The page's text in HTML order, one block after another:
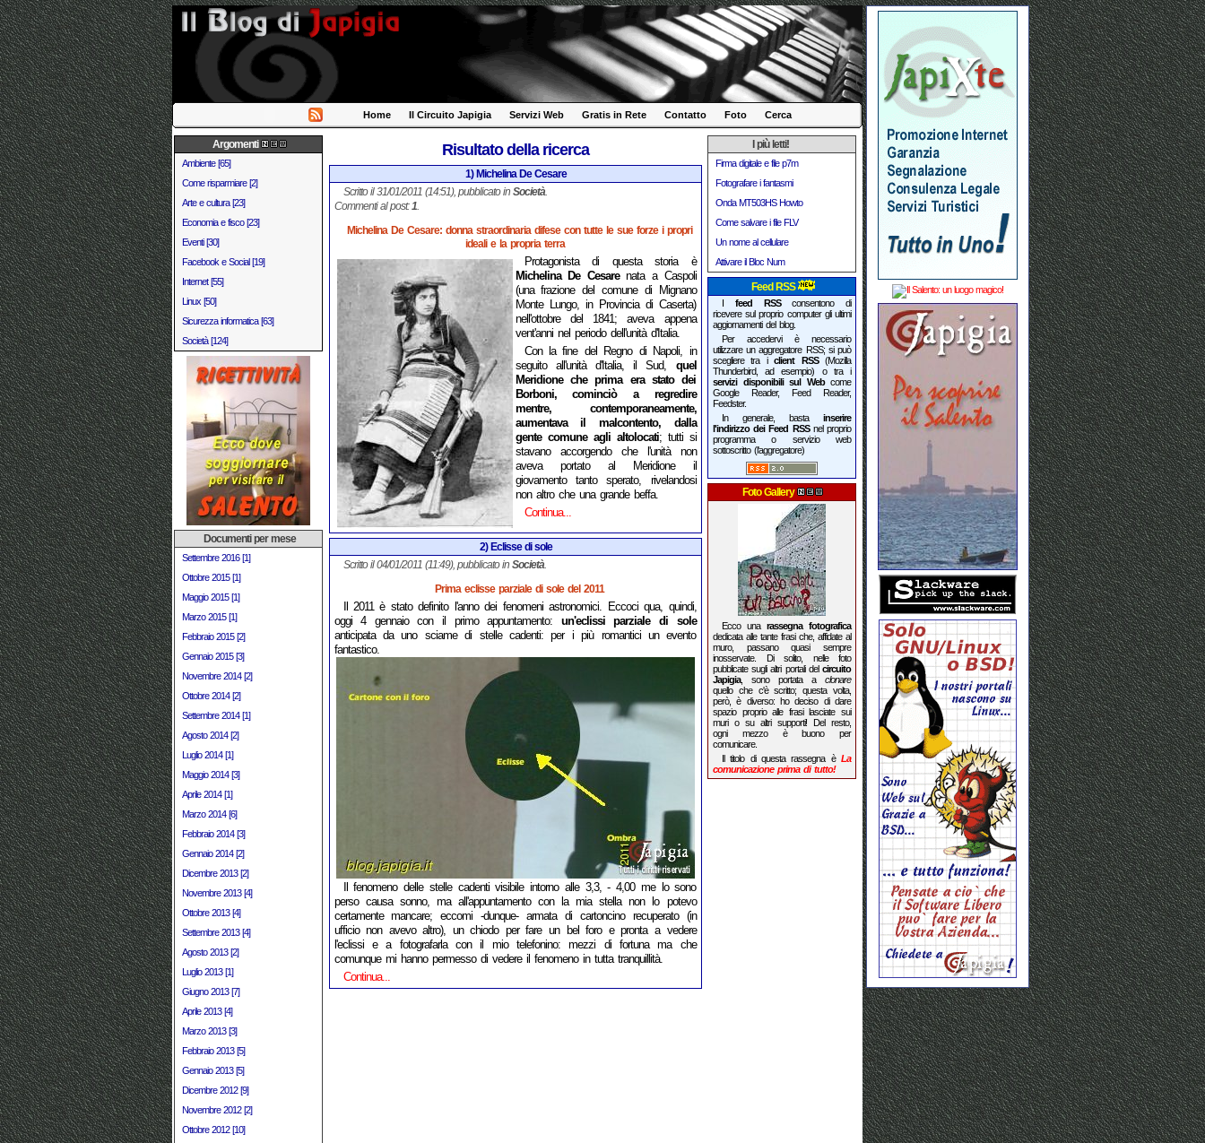
Home Il Circuito Japigia Servizi Web Gratis in Rete Contatto Foto Cerca
Argomenti
Ambiente [65]
Come risparmiare [2]
Arte e cultura [23]
Economia e fisco [23]
Eventi [30]
Facebook e Social [19]
Internet [55]
Linux [50]
Sicurezza informatica [63]
Società [124]
Documenti per mese
Settembre 2016 [1]
Ottobre 2015 [1]
Maggio 2015 [1]
Marzo 2015 [1]
Febbraio 2015 [2]
Gennaio 2015 [3]
Novembre 2014 [2]
Ottobre 2014 [2]
Settembre 2014 [1]
Agosto 2014 [2]
Luglio 2014 [1]
Maggio 2014 [3]
Aprile 2014 [1]
Marzo 2014 [6]
Febbraio 2014 [3]
Gennaio 2014 [2]
Dicembre 2013 [2]
Novembre 2013 [4]
Ottobre 2013 [4]
Settembre 2013 [4]
Agosto 2013 [2]
Luglio 2013 [1]
Giugno 2013 [7]
Aprile 2013 [4]
Marzo 2013 [3]
Febbraio 2013 [5]
Gennaio 2013 [5]
Dicembre 2012 [9]
Novembre 2012 [2]
Ottobre 2012 [10]
Risultato della ricerca
1) Michelina De Cesare
Scritto il 31/01/2011 (14:51), pubblicato in Società.
Commenti al post:1.
Michelina De Cesare: donna straordinaria difese con tutte le sue forze i propri
ideali e la propria terra
Protagonista di questa storia è
Michelina De Cesarenata a Caspoli
(una frazione del comune di Mignano
Monte Lungo, in Provincia di Caserta)
nell'ottobre del 1841; aveva appena
vent'anni nel periodo dell'unità d'Italia.
Con la fine del Regno di Napoli, in
seguito all'unità d'Italia, il Sud, quel
Meridione che prima era stato dei
Borboni, cominciò a regredire
mentre, contemporaneamente,
aumentava il malcontento, dalla
gente comune agli altolocati; tutti si
stavano accorgendo che l'unità non
aveva portato al Meridione il
giovamento tanto sperato, rivelandosi
non altro che una grande beffa.
Continua...
2) Eclisse di sole
Scritto il 04/01/2011 (11:49), pubblicato in Società.
Prima eclisse parziale di sole del 2011
Il 2011 è stato definito l'anno dei fenomeni astronomici. Eccoci qua, quindi,
oggi 4 gennaio con il primo appuntamento: un'eclissi parziale di sole
anticipata da uno sciame di stelle cadenti: per i più romantici un evento
fantastico.
Il fenomeno delle stelle cadenti visibile intorno alle 3,3, - 4,00 me lo sono
perso causa sonno, ma all'appuntamento con la mia stella non lo potevo
certamente mancare; eccomi -dunque- armata di cartoncino recuperato (in
ufficio non avevo altro), un chiodo per fare un bel foro e pronta a vedere
l'eclissi e a fotografarla con il mio telefonino: mezzi di fortuna ma che
comunque mi hanno permesso di vedere il fenomeno in tutta tranquillità.
Continua...
I più letti!
Firma digitale e file p7m
Fotografare i fantasmi
Onda MT503HS Howto
Come salvare i file FLV
Un nome al cellulare
Attivare il Bloc Num
Feed RSS
I feed RSSconsentono di
ricevere sul proprio computer gli ultimi
aggiornamenti del blog.
Per accedervi è necessario
utilizzare un aggregatore RSS; si può
scegliere tra iclient RSS(Mozilla
Thunderbird, ad esempio) o tra i
servizi disponibili sul Webcome
Google Reader, Feed Reader,
Feedster.
In generale, basta inserire
l'indirizzo dei Feed RSSnel proprio
programma o servizio web
sottoscritto (l'aggregatore)
Foto Gallery
Ecco una rassegna fotografica
dedicata alle tante frasi che, affidate al
muro, passano quasi sempre
inosservate. Di solito, nelle foto
pubblicate sugli altri portali del circuito
Japigia, sono portata a clonare
quello che c'è scritto; questa volta,
però, è diverso: ho deciso di dare
spazio proprio alle frasi lasciate sui
muri o su altri supporti! Del resto,
ogni mezzo è buono per
comunicare.
Il titolo di questa rassegna è La
comunicazione prima di tutto!